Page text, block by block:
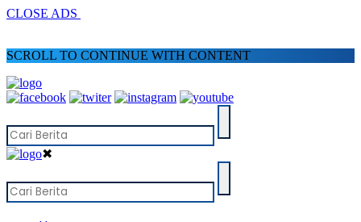
CLOSE ADS
SCROLL TO CONTINUE WITH CONTENT
✖